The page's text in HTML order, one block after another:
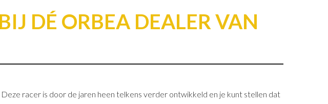
DÉ ORBEA DEALER VAN
racer is door de jaren heen telkens verder ontwikkeld en je kunt stellen dat